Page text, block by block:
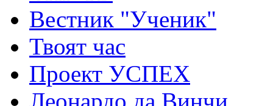
Вестник "Ученик"
Твоят час
Проект УСПЕХ
Леонардо да Винчи